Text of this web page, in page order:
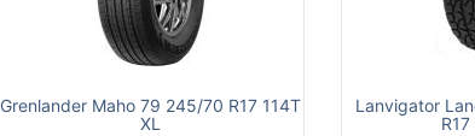
Grenlander Maho 79 245/70 R17 114T
XL
Lanvigator